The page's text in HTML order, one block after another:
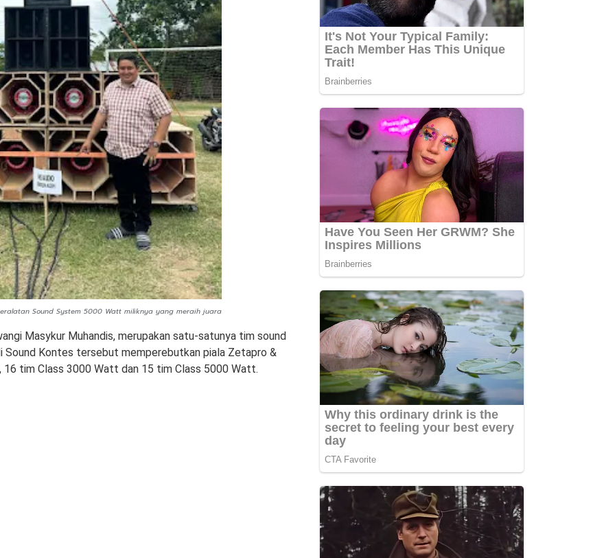
Sound System 5000 Watt miliknya yang meraih juara
Masykur Muhandis, merupakan satu-satunya tim sound
Kontes tersebut memperebutkan piala Zetapro &
16 tim Class 3000 Watt dan 15 tim Class 5000 Watt.